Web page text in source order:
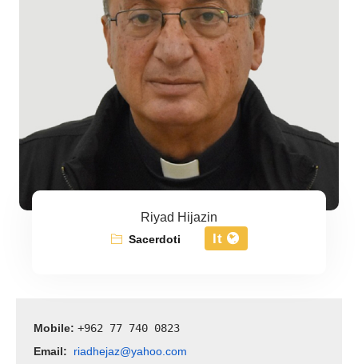
Riyad Hijazin
Sacerdoti It
Mobile: +962 77 740 0823
Email: riadhejaz@yahoo.com